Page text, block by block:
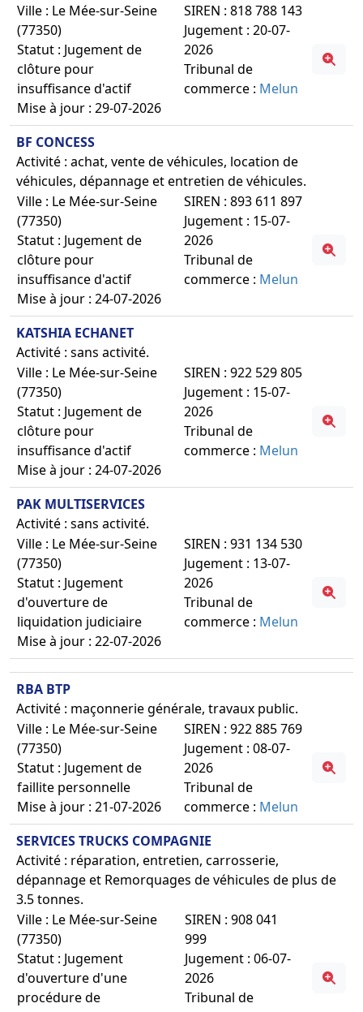
Ville : Le Mée-sur-Seine
(77350)
Statut : Jugement de
clôture pour
insuffisance d'actif
Mise à jour : 29-07-2026
SIREN : 818 788 143
Jugement : 20-07-
2026
Tribunal de
commerce : Melun
BF CONCESS
Activité : achat, vente de véhicules, location de
véhicules, dépannage et entretien de véhicules.
Ville : Le Mée-sur-Seine
(77350)
Statut : Jugement de
clôture pour
insuffisance d'actif
Mise à jour : 24-07-2026
SIREN : 893 611 897
Jugement : 15-07-
2026
Tribunal de
commerce : Melun
KATSHIA ECHANET
Activité : sans activité.
Ville : Le Mée-sur-Seine
(77350)
Statut : Jugement de
clôture pour
insuffisance d'actif
Mise à jour : 24-07-2026
SIREN : 922 529 805
Jugement : 15-07-
2026
Tribunal de
commerce : Melun
PAK MULTISERVICES
Activité : sans activité.
Ville : Le Mée-sur-Seine
(77350)
Statut : Jugement
d'ouverture de
liquidation judiciaire
Mise à jour : 22-07-2026
SIREN : 931 134 530
Jugement : 13-07-
2026
Tribunal de
commerce : Melun
RBA BTP
Activité : maçonnerie générale, travaux public.
Ville : Le Mée-sur-Seine
(77350)
Statut : Jugement de
faillite personnelle
Mise à jour : 21-07-2026
SIREN : 922 885 769
Jugement : 08-07-
2026
Tribunal de
commerce : Melun
SERVICES TRUCKS COMPAGNIE
Activité : réparation, entretien, carrosserie,
dépannage et Remorquages de véhicules de plus de
3.5 tonnes.
Ville : Le Mée-sur-Seine
(77350)
Statut : Jugement
d'ouverture d'une
procédure de
SIREN : 908 041
999
Jugement : 06-07-
2026
Tribunal de